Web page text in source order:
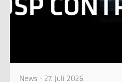
News - 27. Juli 2026